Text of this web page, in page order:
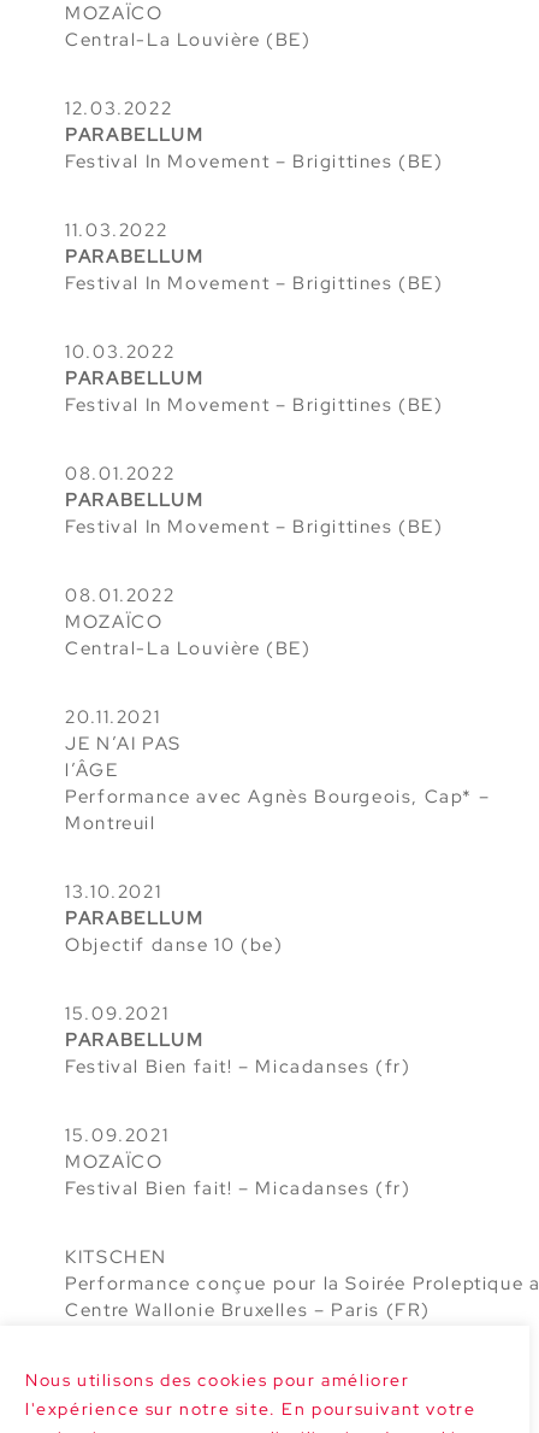
Nous utilisons des cookies pour améliorer
l'expérience sur notre site. En poursuivant votre
MOZAÏCO
Central-La Louvière (BE)
12.03.2022
PARABELLUM
Festival In Movement – Brigittines (BE)
11.03.2022
PARABELLUM
Festival In Movement – Brigittines (BE)
10.03.2022
PARABELLUM
Festival In Movement – Brigittines (BE)
08.01.2022
PARABELLUM
Festival In Movement – Brigittines (BE)
08.01.2022
MOZAÏCO
Central-La Louvière (BE)
20.11.2021
JE N’AI PAS
l’ÂGE
Performance avec Agnès Bourgeois, Cap* –
Montreuil
13.10.2021
PARABELLUM
Objectif danse 10 (be)
15.09.2021
PARABELLUM
Festival Bien fait! – Micadanses (fr)
15.09.2021
MOZAÏCO
Festival Bien fait! – Micadanses (fr)
KITSCHEN
Performance conçue pour la Soirée Proleptique
Centre Wallonie Bruxelles – Paris (FR)